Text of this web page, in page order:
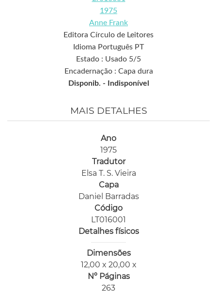
1975
Anne Frank
Editora Círculo de Leitores
Idioma Português PT
Estado : Usado 5/5
Encadernação : Capa dura
Disponib. -
Indisponível
MAIS DETALHES
Ano
1975
Tradutor
Elsa T. S. Vieira
Capa
Daniel Barradas
Código
LT016001
Detalhes físicos
Dimensões
12,00 x 20,00 x
Nº Páginas
263